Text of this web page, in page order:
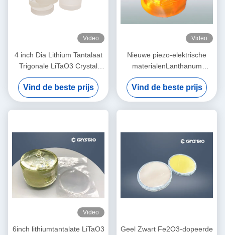
Video
4 inch Dia Lithium Tantalaat
Trigonale LiTaO3 Crystal
Wafers Voor E-O Apparaten
Vind de beste prijs
Video
Nieuwe piezo-elektrische
materialenLanthanum
Gallium Silicaat bekend als
Langasite Crystal
Vind de beste prijs
Video
6inch lithiumtantalate LiTaO3
Geel Zwart Fe2O3-dopeerde